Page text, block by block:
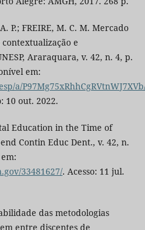
P.; FREIRE, M. C. M. Mercado
e
Araraquara, v. 42, n. 4, p.
em:
a/
10 out. 2022.
Education in the Time of
Contin Educ Dent., v. 42, n.
33481627/. Acesso: 11 jul.
das metodologias
entre discentes de